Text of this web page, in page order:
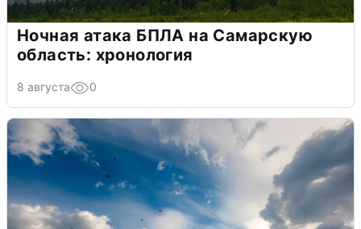
Ночная атака БПЛА на Самарскую
область: хронология
8 августа 0